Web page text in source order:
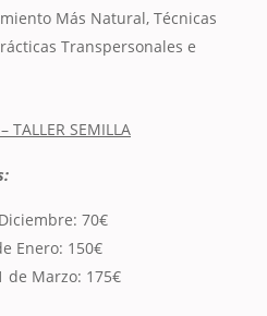
Más Natural, Técnicas
Transpersonales e
TALLER SEMILLA
70€
Enero: 150€
de Marzo: 175€